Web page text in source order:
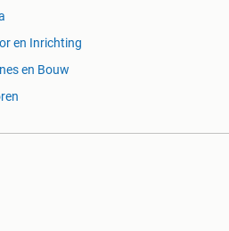
en Inrichting
en Bouw